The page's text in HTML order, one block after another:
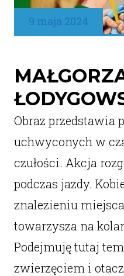
9 maja 2024
Obraz przedstawia
uchwyconych w
czułości. Akcja
podczas jazdy.
znalezieniu
towarzysza na
Podejmuję tutaj
zwierzęciem i